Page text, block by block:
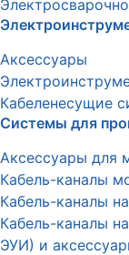
Аксессуары
Кабеленесущие
Системы для
Аксессуары для
Кабель-каналы
Кабель-каналы
Кабель-каналы
ЭУИ) и